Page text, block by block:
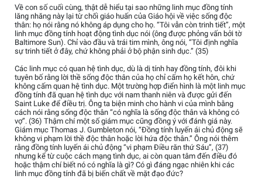
Về con số cuối cùng, thật dễ hiểu tại sao những linh mục đồng tính
lăng nhăng này lại từ chối giáo huấn của Giáo hội về việc sống độc
thân: họ nói rằng nó không áp dụng cho họ. “Tôi vẫn còn trinh tiết”, một
linh mục đồng tính hoạt động tình dục nói (ông được phỏng vấn bởi tờ
Baltimore Sun). Chỉ vào đầu và trái tim mình, ông nói, “Tôi định nghĩa
sự trinh tiết ở đây, chứ không phải ở bộ phận sinh dục.” (35)
Các linh mục có quan hệ tình dục, dù là dị tính hay đồng tính, đôi khi
tuyên bố rằng lời thề sống độc thân của họ chỉ cấm họ kết hôn, chứ
không cấm quan hệ tình dục. Một trường hợp điển hình là một linh mục
đồng tính đã quan hệ tình dục với nam thanh niên và được gửi đến
Saint Luke để điều trị. Ông ta biện minh cho hành vi của mình bằng
cách nói rằng sống độc thân “có nghĩa là sống độc thân và không có
vợ”. (36) Thậm chí một số giám mục cũng đồng ý với đánh giá này.
Giám mục Thomas J. Gumbleton nói, “Đồng tính luyến ái chủ động sẽ
không vi phạm lời thề độc thân hoặc lời hứa độc thân.” Ông nói thêm
rằng đồng tính luyến ái chủ động “vi phạm Điều răn thứ Sáu”, (37)
nhưng kể từ cuộc cách mạng tình dục, ai còn quan tâm đến điều đó
hoặc thậm chí biết nó có nghĩa là gì? Có gì đáng ngạc nhiên khi các
linh mục đồng tính đã bị biến chất về mặt đạo đức?